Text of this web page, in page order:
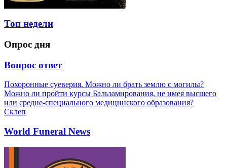
Топ недели
Опрос дня
Вопрос ответ
Похоронные суеверия. Можно ли брать землю с могилы?
Можно ли пройти курсы Бальзамирования, не имея высшего
или средне-специального медицинского образования?
Склеп
World Funeral News